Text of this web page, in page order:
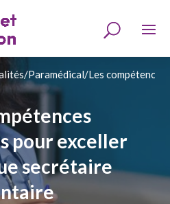
/Paramédical/Les
pour exceller
secrétaire